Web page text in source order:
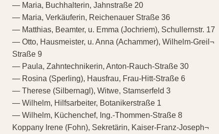
— Maria, Buchhalterin, Jahnstraße 20
— Maria, Verkäuferin, Reichenauer Straße 36
— Matthias, Beamter, u. Emma (Jochriem), Schullernstr. 17
— Otto, Hausmeister, u. Anna (Achammer), Wilhelm-Greil¬
Straße 9
— Paula, Zahntechnikerin, Anton-Rauch-Straße 30
— Rosina (Sperling), Hausfrau, Frau-Hitt-Straße 6
— Therese (Silbernagl), Witwe, Stamserfeld 3
— Wilhelm, Hilfsarbeiter, Botanikerstraße 1
— Wilhelm, Küchenchef, Ing.-Thommen-Straße 8
Koppany Irene (Fohn), Sekretärin, Kaiser-Franz-Joseph¬